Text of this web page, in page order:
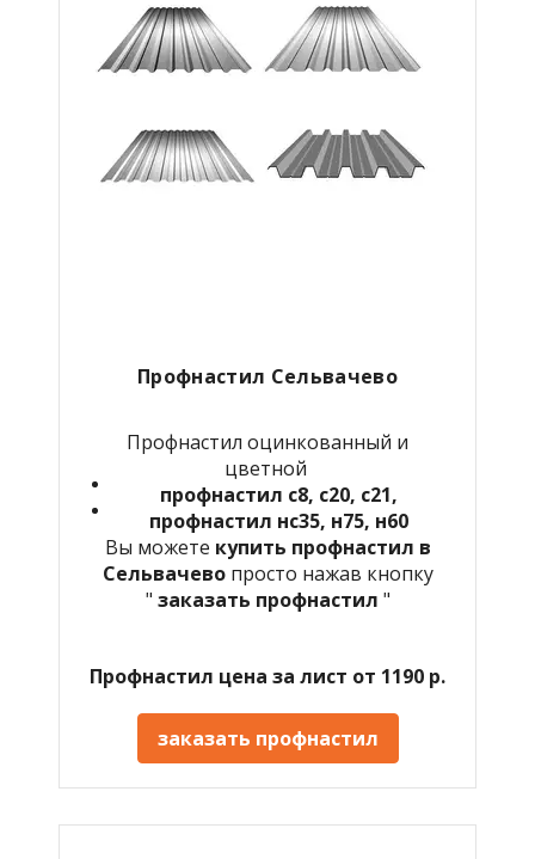
Профнастил Сельвачево
Профнастил оцинкованный и
цветной
профнастил с8, с20, с21,
профнастил нс35, н75, н60
Вы можете купить профнастил в
Сельвачево просто нажав кнопку
" заказать профнастил "
Профнастил цена за лист от 1190 р.
заказать профнастил